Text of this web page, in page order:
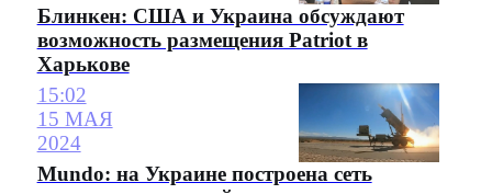
Блинкен: США и Украина обсуждают
возможность размещения Patriot в
Харькове
15:02
15 МАЯ
2024
Mundo: на Украине построена сеть